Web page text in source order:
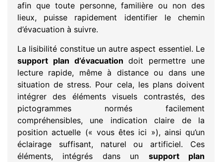
afin que toute personne, familière ou non des
lieux, puisse rapidement identifier le chemin
d’évacuation à suivre.
La lisibilité constitue un autre aspect essentiel. Le
support plan d’évacuation doit permettre une
lecture rapide, même à distance ou dans une
situation de stress. Pour cela, les plans doivent
intégrer des éléments visuels contrastés, des
pictogrammes normés facilement
compréhensibles, une indication claire de la
position actuelle (« vous êtes ici »), ainsi qu’un
éclairage suffisant, naturel ou artificiel. Ces
éléments, intégrés dans un support plan